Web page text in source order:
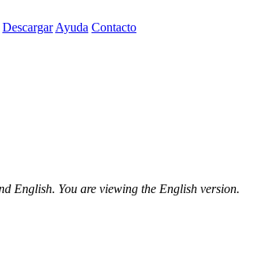
Descargar Ayuda Contacto
English. You are viewing the English version.